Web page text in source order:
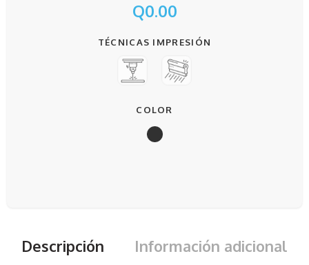
Q0.00
TÉCNICAS IMPRESIÓN
COLOR
Descripción Información adicional